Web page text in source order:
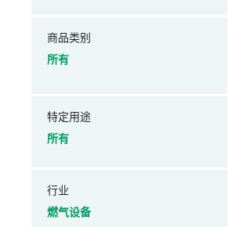
商品类别
所有
特定用途
所有
行业
燃气设备